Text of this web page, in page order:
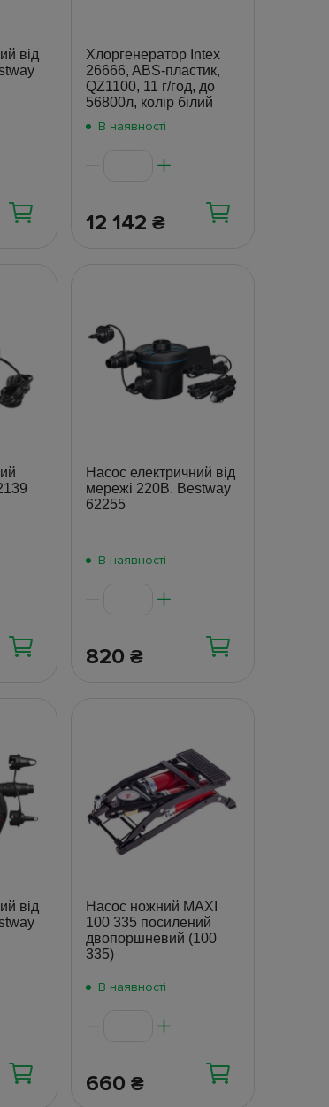
від
Хлоргенератор Intex
26666, ABS-пластик,
QZ1100, 11 г/год, до
56800л, колір білий
В наявності
12 142₴
Насос електричний від
мережі 220В. Bestway
62255
В наявності
820₴
від
Насос ножний MAXI
100 335 посилений
двопоршневий (100
335)
В наявності
660₴